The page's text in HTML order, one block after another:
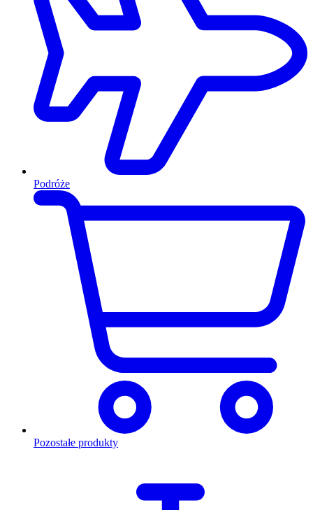
Podróże
Pozostałe produkty